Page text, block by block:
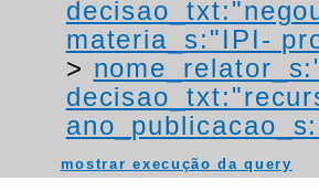
materia_s:"IPI-
>
mostrar execução da query